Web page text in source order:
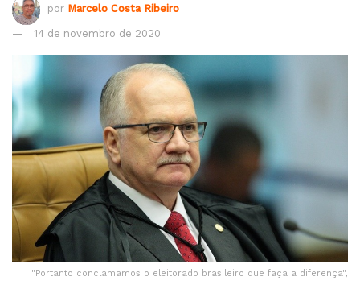
por Marcelo Costa Ribeiro
14 de novembro de 2020
"Portanto conclamamos o eleitorado brasileiro que faça a diferença",